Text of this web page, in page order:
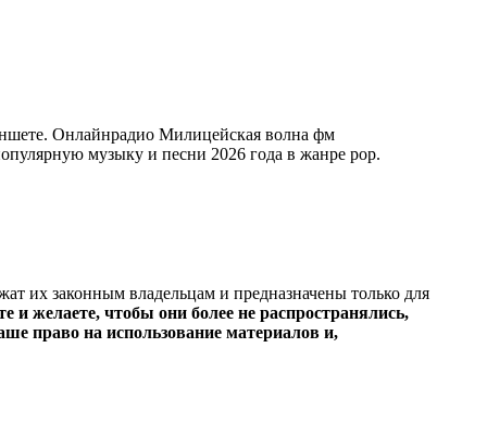
Онлайнрадио Милицейская волна фм
музыку и песни 2026 года в жанре pop.
их законным владельцам и предназначены только для
и желаете, чтобы они более не распространялись,
право на использование материалов и,